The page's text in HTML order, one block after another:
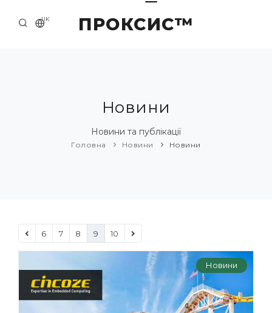
ПРОКСИС™
UK
ПРИКЛАДИ ТА РІШЕННЯ
Новини
Новини та публікації
Головна Новини Новини
6 7 8 9 10
Новини